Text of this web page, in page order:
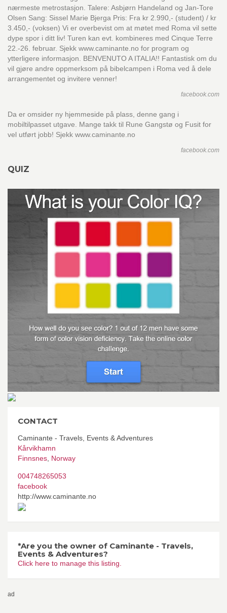
nærmeste metrostasjon. Talere: Asbjørn Handeland og Jan-Tore
Olsen Sang: Sissel Marie Bjerga Pris: Fra kr 2.990,- (student) / kr
3.450,- (voksen) Vi er overbevist om at møtet med Roma vil sette
dype spor i ditt liv! Turen kan evt. kombineres med Cinque Terre
22.-26. februar. Sjekk www.caminante.no for program og
ytterligere informasjon. BENVENUTO A ITALIA!! Fantastisk om du
vil gjøre andre oppmerksom på bibelcampen i Roma ved å dele
arrangementet og invitere venner!
facebook.com
Da er omsider ny hjemmeside på plass, denne gang i
mobiltilpasset utgave. Mange takk til Rune Gangstø og Fusit for
vel utført jobb! Sjekk www.caminante.no
facebook.com
QUIZ
CONTACT
Caminante - Travels, Events & Adventures
Kårvikhamn
Finnsnes Norway
004748265053
facebook
http://www.caminante.no
*Are you the owner of Caminante - Travels,
Events & Adventures?
Click here to manage this listing.
ad